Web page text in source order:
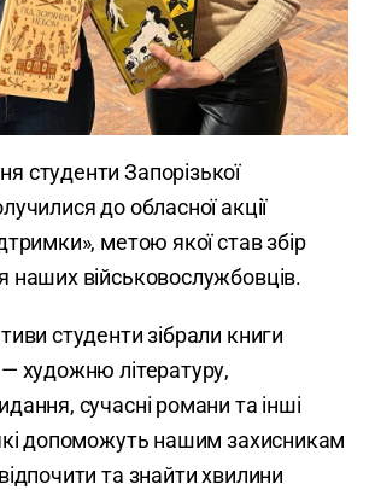
студенти Запорізької
до обласної акції
метою якої став збір
наших військовослужбовців.
студенти зібрали книги
— художню літературу,
сучасні романи та інші
допоможуть нашим захисникам
та знайти хвилини